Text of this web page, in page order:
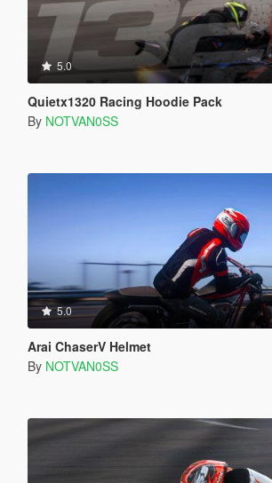
5.0
Quietx1320 Racing Hoodie Pack
By NOTVAN0SS
5.0
Arai ChaserV Helmet
By NOTVAN0SS